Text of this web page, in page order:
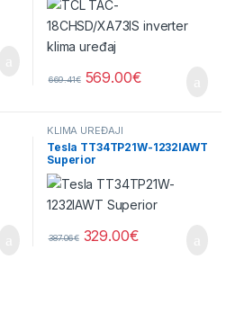
669.41€ 569.00€
KLIMA UREĐAJI
Tesla TT34TP21W-1232IAWT
Superior
387.06€ 329.00€